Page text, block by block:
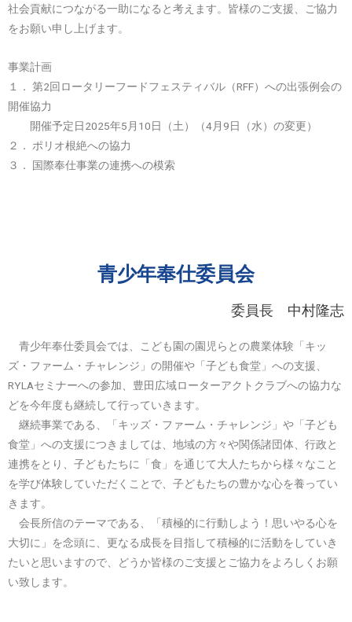
社会貢献につながる一助になると考えます。皆様のご支援、ご協力
をお願い申し上げます。
事業計画
１． 第2回ロータリーフードフェスティバル（RFF）への出張例会の
開催協力
開催予定日2025年5月10日（土）（4月9日（水）の変更）
２． ポリオ根絶への協力
３． 国際奉仕事業の連携への模索
青少年奉仕委員会
委員長 中村隆志
青少年奉仕委員会では、こども園の園児らとの農業体験「キッ
ズ・ファーム・チャレンジ」の開催や「子ども食堂」への支援、
RYLAセミナーへの参加、豊田広域ローターアクトクラブへの協力な
どを今年度も継続して行っていきます。
継続事業である、「キッズ・ファーム・チャレンジ」や「子ども
食堂」への支援につきましては、地域の方々や関係諸団体、行政と
連携をとり、子どもたちに「食」を通じて大人たちから様々なこと
を学び体験していただくことで、子どもたちの豊かな心を養ってい
きます。
会長所信のテーマである、「積極的に行動しよう！思いやる心を
大切に」を念頭に、更なる成長を目指して積極的に活動をしていき
たいと思いますので、どうか皆様のご支援とご協力をよろしくお願
い致します。